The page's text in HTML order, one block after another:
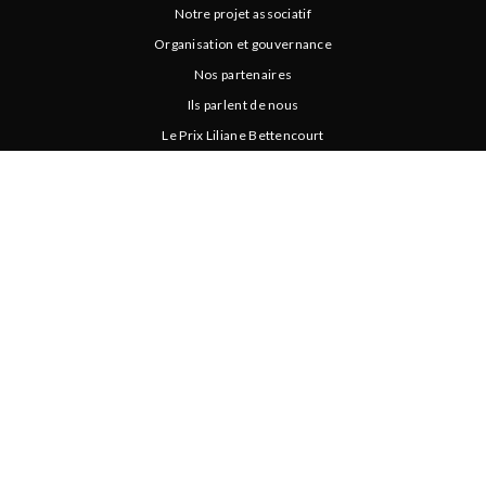
Notre projet associatif
Organisation et gouvernance
Nos partenaires
Ils parlent de nous
Le Prix Liliane Bettencourt